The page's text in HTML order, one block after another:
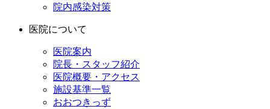
院内感染対策
医院について
医院案内
院長・スタッフ紹介
医院概要・アクセス
施設基準一覧
おおつきっず